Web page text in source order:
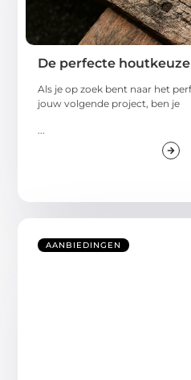
De perfecte
Als je op zoek bent naar het
jouw volgende project, ben je
AANBIEDINGEN